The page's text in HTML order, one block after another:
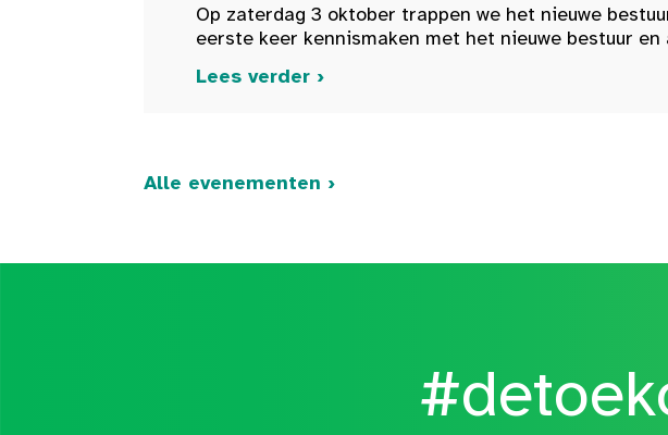
Op zaterdag 3 oktober trappen we het nieuwe
eerste keer kennismaken met het nieuwe bestuur en
Lees verder ›
Alle evenementen ›